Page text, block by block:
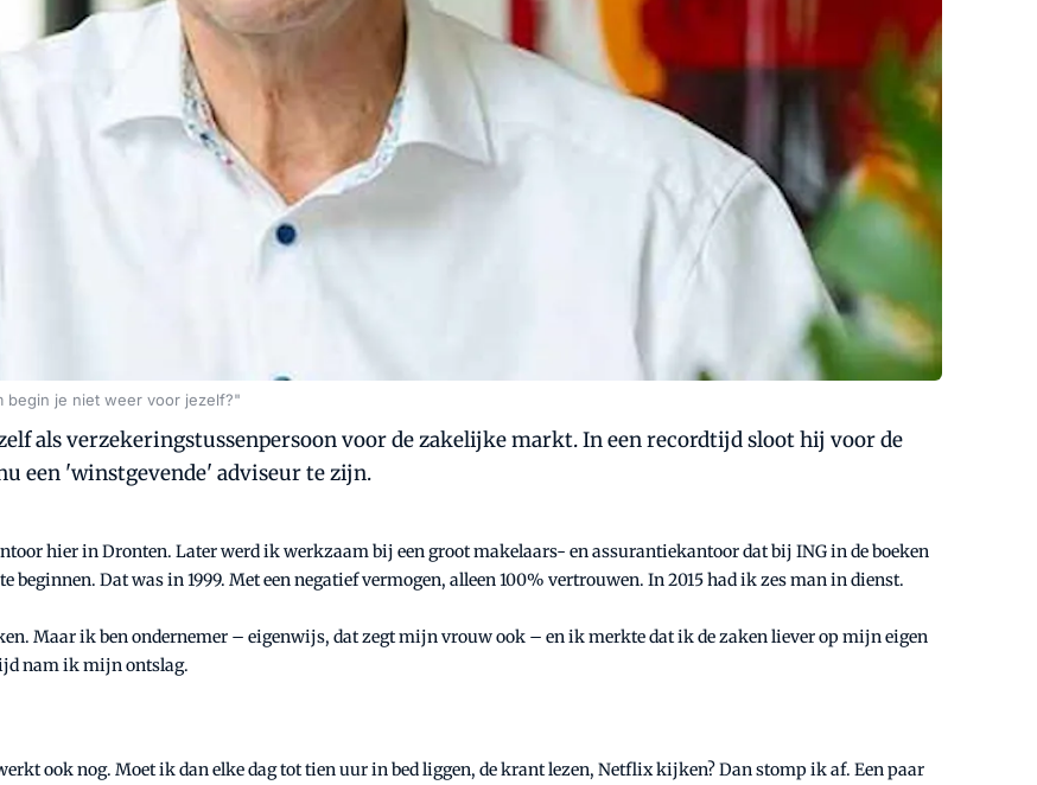
begin je niet weer voor jezelf?"
als verzekeringstussenpersoon voor de zakelijke markt. In een recordtijd sloot hij voor de
een 'winstgevende' adviseur te zijn.
hier in Dronten. Later werd ik werkzaam bij een groot makelaars- en assurantiekantoor dat bij ING in de boeken
Dat was in 1999. Met een negatief vermogen, alleen 100% vertrouwen. In 2015 had ik zes man in dienst.
Maar ik ben ondernemer – eigenwijs, dat zegt mijn vrouw ook – en ik merkte dat ik de zaken liever op mijn eigen
nam ik mijn ontslag.
ook nog. Moet ik dan elke dag tot tien uur in bed liggen, de krant lezen, Netflix kijken? Dan stomp ik af. Een paar